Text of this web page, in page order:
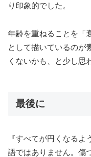
り印象的でした。
年齢を重ねることを「
として描いているのが
くないかも、と少し思
最後に
『すべてが円くなる
語ではありません。傷